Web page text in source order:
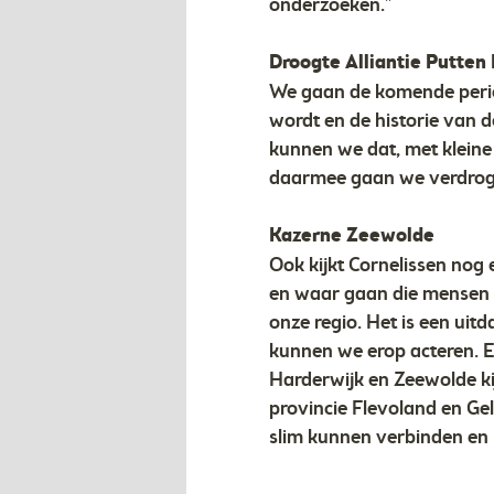
onderzoeken.”
Droogte Alliantie Putten
We gaan de komende
wordt en de historie van
kunnen we dat, met
daarmee gaan we
Kazerne Zeewolde
Ook kijkt Cornelissen nog
en waar gaan die
onze regio. Het is een
kunnen we erop acteren.
Harderwijk en Zeewolde
provincie Flevoland en
slim kunnen verbinden en